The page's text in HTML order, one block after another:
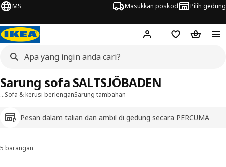
MS Masukkan poskod Pilih gedung
Hej! Log masuk
Senarai beli-
Troli
…Sofa & kerusi berlenganSarung tambahan
Pesan dalam talian dan ambil di gedung secara PERCUMA
Sarung sofa SALTSJÖBADEN
Susun dan Penapis
5 barangan